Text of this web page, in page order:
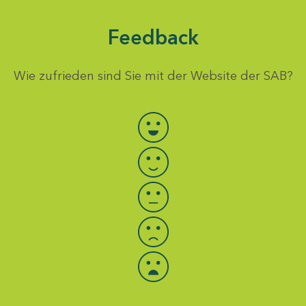
Feedback
Wie zufrieden sind Sie mit der Website der SAB?
Bewertung auswählen